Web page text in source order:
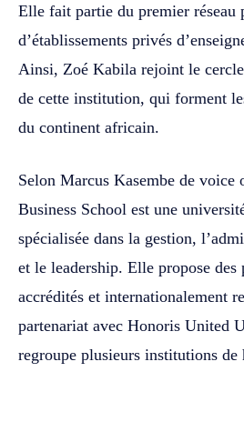
Elle fait partie du premier réseau
d’établissements privés
Ainsi, Zoé Kabila rejoint le
de cette institution, qui forment
du continent africain.
Selon Marcus Kasembe de voice
Business School est une
spécialisée dans la gestion,
et le leadership. Elle propose des
accrédités et internationalement
partenariat avec Honoris United
regroupe plusieurs institutions de